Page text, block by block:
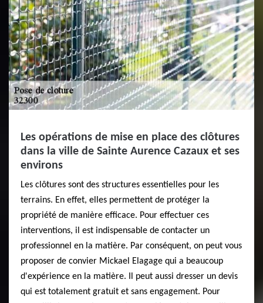
Les opérations de mise en place des clôtures
dans la ville de Sainte Aurence Cazaux et ses
environs
Les clôtures sont des structures essentielles pour les
terrains. En effet, elles permettent de protéger la
propriété de manière efficace. Pour effectuer ces
interventions, il est indispensable de contacter un
professionnel en la matière. Par conséquent, on peut vous
proposer de convier Mickael Elagage qui a beaucoup
d'expérience en la matière. Il peut aussi dresser un devis
qui est totalement gratuit et sans engagement. Pour